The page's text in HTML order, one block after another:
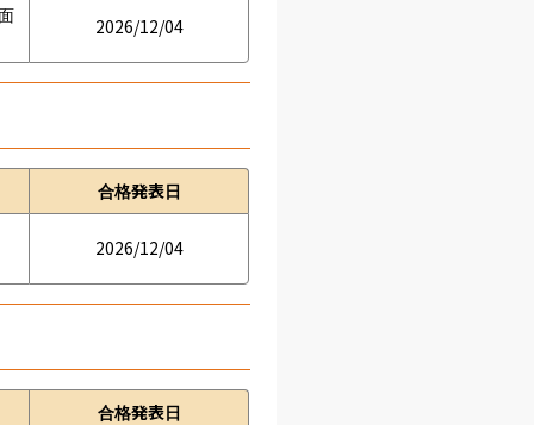
2026/12/04
合格発表日
2026/12/04
合格発表日